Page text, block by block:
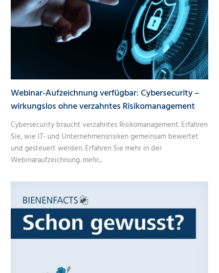
Webinar-Aufzeichnung verfügbar: Cybersecurity –
wirkungslos ohne verzahntes Risikomanagement
Cybersecurity braucht verzahntes Risikomanagement. Erfahren
Sie, wie IT- und Unternehmensrisiken gemeinsam bewertet
und gesteuert werden. Erfahren Sie mehr in der
Webinaraufzeichnung. mehr...